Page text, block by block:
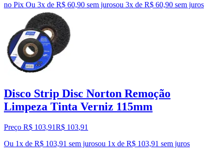
no Pix Ou 3x de R$ 60,90 sem jurosou 3x de R$ 60,90 sem juros
Disco Strip Disc Norton Remoção
Limpeza Tinta Verniz 115mm
Preço R$ 103,91R$ 103,91
Ou 1x de R$ 103,91 sem jurosou 1x de R$ 103,91 sem juros